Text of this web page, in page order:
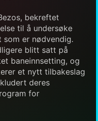
bekreftet
til å undersøke
er nødvendig.
blitt satt på
baneinnsetting, og
et nytt tilbakeslag
deres
for